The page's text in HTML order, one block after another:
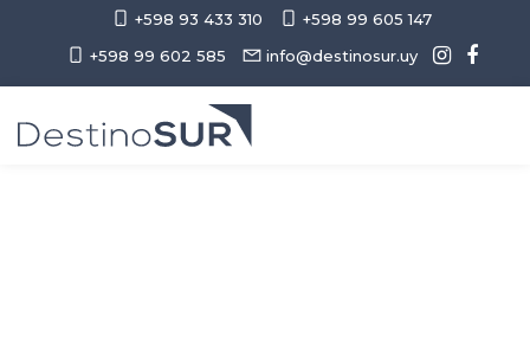
+598 93 433 310
+598 99 605 147
+598 99 602 585
info@destinosur.uy